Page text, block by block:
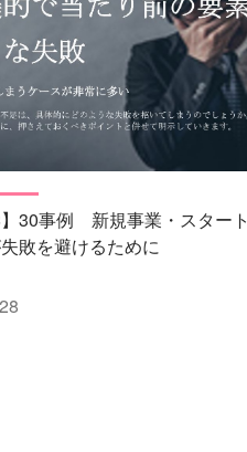
】30事例 新規事業・スタート
敗を避けるために